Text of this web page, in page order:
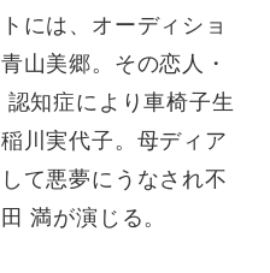
には、オーディショ
山美郷。その恋人・
知症により車椅子生
川実代子。母ディア
て悪夢にうなされ不
満が演じる。